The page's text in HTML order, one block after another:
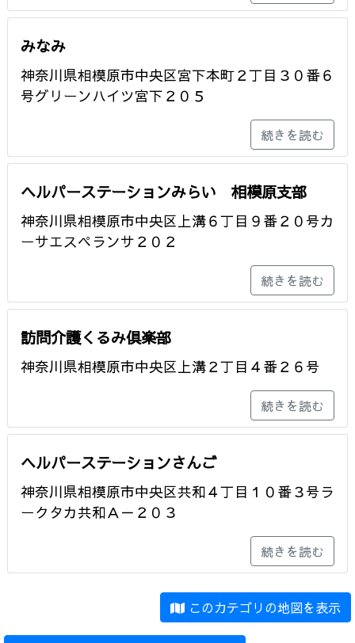
みなみ
神奈川県相模原市中央区宮下本町２丁目３０番６
号グリーンハイツ宮下２０５
続きを読む
ヘルパーステーションみらい 相模原支部
神奈川県相模原市中央区上溝６丁目９番２０号カ
ーサエスペランサ２０２
続きを読む
訪問介護くるみ倶楽部
神奈川県相模原市中央区上溝２丁目４番２６号
続きを読む
ヘルパーステーションさんご
神奈川県相模原市中央区共和４丁目１０番３号ラ
ークタカ共和Ａ－２０３
続きを読む
このカテゴリの地図を表示